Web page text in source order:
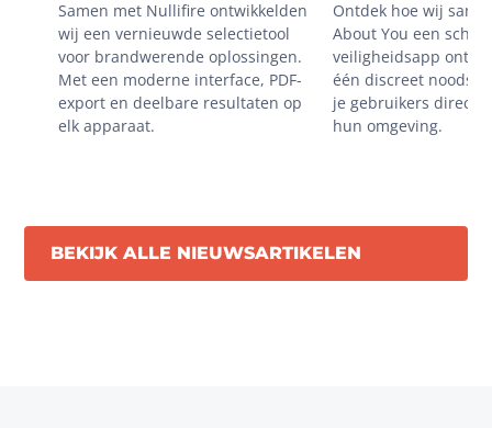
Samen met Nullifire ontwikkelden
wij een vernieuwde selectietool
voor brandwerende oplossingen.
Met een moderne interface, PDF-
export en deelbare resultaten op
elk apparaat.
situaties
Ontdek hoe wij
About You een
veiligheidsapp
één discreet
je gebruikers direct
hun omgeving.
BEKIJK ALLE NIEUWSARTIKELEN